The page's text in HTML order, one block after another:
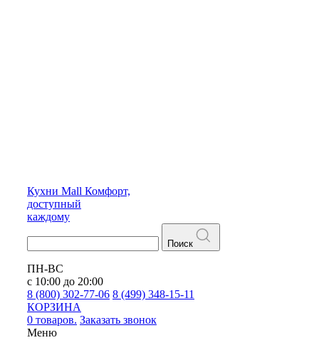
Кухни Mall Комфорт,
доступный
каждому
Поиск
ПН-ВС
с 10:00 до 20:00
8 (800) 302-77-06 8 (499) 348-15-11
КОРЗИНА
0 товаров. Заказать звонок
Меню